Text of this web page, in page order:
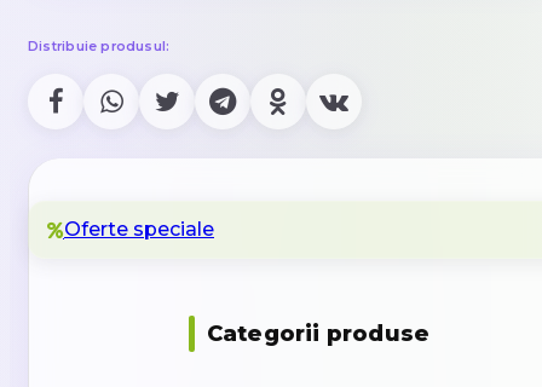
Distribuie produsul:
Oferte speciale
Categorii produse